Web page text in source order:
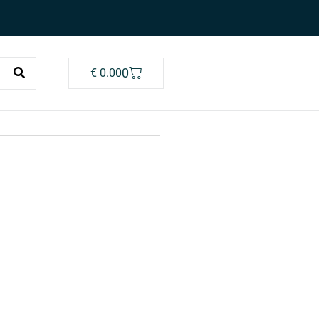
€0.000